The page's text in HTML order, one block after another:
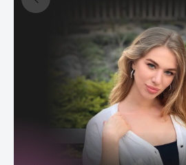
💕«Коли клієнт повертається
найкращий відгук. Значить, ми на